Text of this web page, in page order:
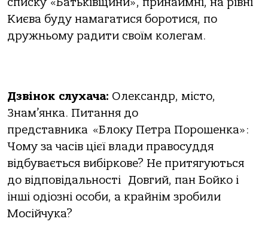
Києва буду намагатися боротися, по
дружньому радити своїм колегам.
Дзвінок слухача: Олександр, місто,
Знам’янка. Питання до
представника «Блоку Петра Порошенка»:
Чому за часів цієї влади правосуддя
відбувається вибіркове? Не притягуються
до відповідальності Довгий, пан Бойко і
інші одіозні особи, а крайнім зробили
Мосійчука?